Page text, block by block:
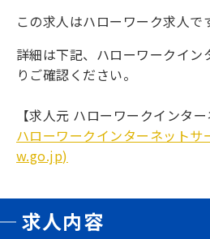
この求人はハローワーク求人で
詳細は下記、ハローワークイン
りご確認ください。
【求人元 ハローワークインタ
ハローワークインターネット
w.go.jp)
求人内容